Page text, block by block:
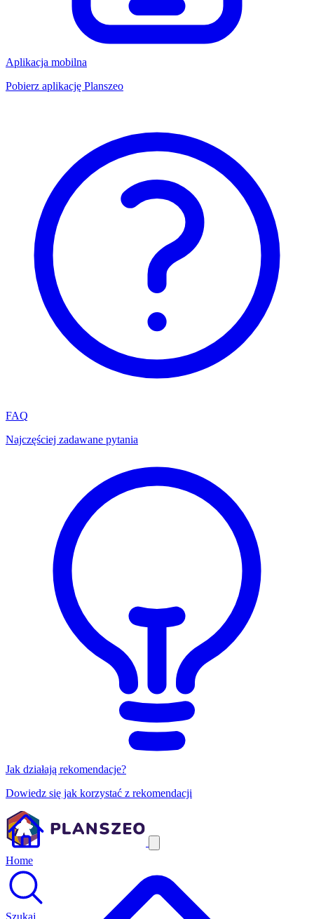
Aplikacja mobilna
Pobierz aplikację Planszeo
FAQ
Najczęściej zadawane pytania
Jak działają rekomendacje?
Dowiedz się jak korzystać z rekomendacji
Home
Szukaj